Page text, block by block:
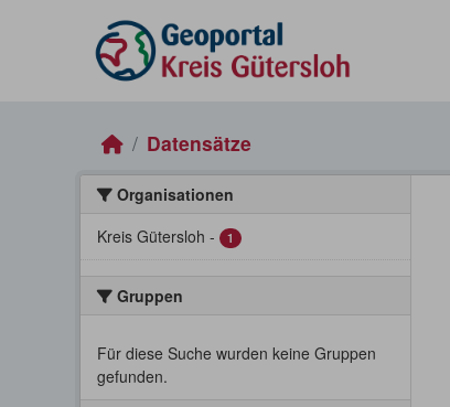
Datensätze
Organisationen
Kreis Gütersloh - 1
Gruppen
Für diese Suche wurden keine Gruppen
gefunden.